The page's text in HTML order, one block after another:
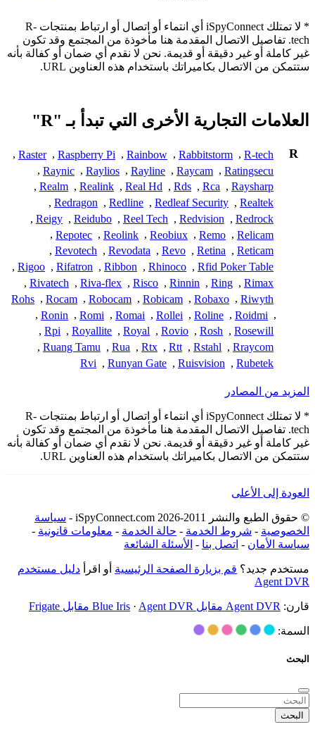
* لا تمتلك iSpyConnect أي انتماء أو اتصال أو ارتباط بمنتجات R-
tech. تفاصيل الاتصال المقدمة هنا مأخوذة من المجتمع وقد تكون
غير كاملة أو غير دقيقة أو قديمة. نحن لا نقدم أي ضمان أو كفالة بأنه
ستتمكن من الاتصال بكاميراتك باستخدام هذه العناوين URL.
العلامات التجارية الأخرى التي تبدأ بـ "R"
R
R-tech
,
Rabbitstorm
,
Rainbow
,
Raspberry Pi
,
Raster
,
Ratingsecu
,
Raycam
,
Rayline
,
Raylios
,
Raynic
,
Raysharp
,
Rca
,
Rds
,
Real Hd
,
Realink
,
Realm
,
Realtek
,
Redleaf Security
,
Redline
,
Redragon
,
Redrock
,
Redvision
,
Reel Tech
,
Reidubo
,
Reigy
,
Relicam
,
Remo
,
Reobiux
,
Reolink
,
Repotec
,
Reticam
,
Retina
,
Revo
,
Revodata
,
Revotech
,
Rfid Poker Table
,
Rhinoco
,
Ribbon
,
Rifatron
,
Rigoo
,
Rimax
,
Ring
,
Rinnin
,
Risco
,
Riva-flex
,
Rivatech
,
Riwyth
,
Robaxo
,
Robicam
,
Robocam
,
Rocam
,
Rohs
,
Roidmi
,
Roline
,
Rollei
,
Romai
,
Romi
,
Ronin
,
Rosewill
,
Rosh
,
Rovio
,
Royal
,
Royallite
,
Rpi
,
Rraycom
,
Rstahl
,
Rtt
,
Rtx
,
Rua
,
Ruang Tamu
,
Rubetek
,
Ruisvision
,
Runyan Gate
,
Rvi
المزيد من المصادر
* لا تمتلك iSpyConnect أي انتماء أو اتصال أو ارتباط بمنتجات R-
tech. تفاصيل الاتصال المقدمة هنا مأخوذة من المجتمع وقد تكون
غير كاملة أو غير دقيقة أو قديمة. نحن لا نقدم أي ضمان أو كفالة بأنه
ستتمكن من الاتصال بكاميراتك باستخدام هذه العناوين URL.
العودة إلى الأعلى
© حقوق الطبع والنشر 2011-2026 iSpyConnect.com -
سياسة
الخصوصية - شروط الخدمة - حالة الخدمة - معلومات قانونية -
سياسة الأمان - اتصل بنا - الأسئلة الشائعة
مستخدم جديد؟ قم بزيارة الصفحة الرئيسية أو اقرأ دليل مستخدم
Agent DVR
قارن: Agent DVR مقابل Blue Iris · Agent DVR مقابل Frigate
السمة:
البحث
البحث